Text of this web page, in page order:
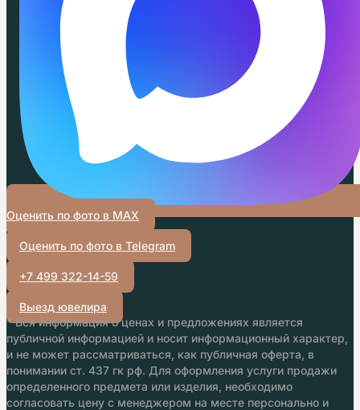
Оценить по фото в MAX
Оценить по фото в Telegram
+7 499 322-14-59
Выезд ювелира
* Вся информация о ценах и предложениях является
публичной информацией и носит информационный характер,
и не может рассматриваться, как публичная оферта, в
понимании ст. 437 гк рф. Для оформления услуги продажи
определенного предмета или изделия, необходимо
согласовать цену с менеджером на месте персонально и